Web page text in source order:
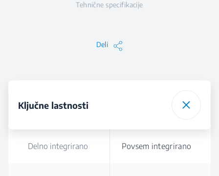
Tehnične specifikacije
Deli
Ključne lastnosti
Delno integrirano Povsem integrirano